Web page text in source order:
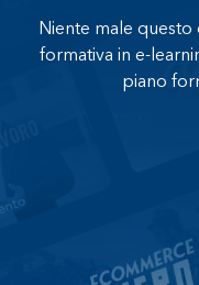
Niente male
formativa in e-
piano